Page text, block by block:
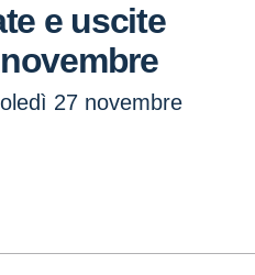
e uscite
27 novembre